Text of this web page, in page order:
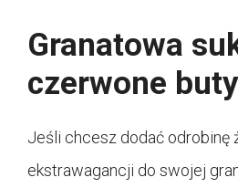
Granatowa
czerwone buty
Jeśli chcesz dodać odrobinę
ekstrawagancji do swojej